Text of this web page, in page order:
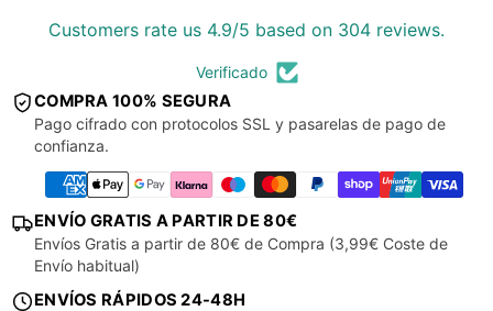
Customers rate us 4.9/5 based on 304 reviews.
Verificado
COMPRA 100% SEGURA
Pago cifrado con protocolos SSL y pasarelas de pago de
confianza.
ENVÍO GRATIS A PARTIR DE 80€
Envíos Gratis a partir de 80€ de Compra (3,99€ Coste de
Envío habitual)
ENVÍOS RÁPIDOS 24-48H